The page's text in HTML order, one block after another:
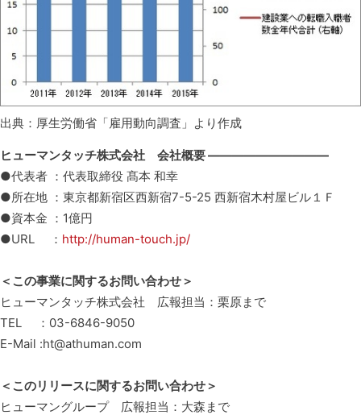
出典：厚生労働省「雇用動向調査」より作成
ヒューマンタッチ株式会社 会社概要 ——————————
●代表者 ：代表取締役 髙本 和幸
●所在地 ：東京都新宿区西新宿7-5-25 西新宿木村屋ビル１Ｆ
●資本金 ：1億円
●URL ： http://human-touch.jp/
＜この事業に関するお問い合わせ＞
ヒューマンタッチ株式会社 広報担当：栗原まで
TEL ：03-6846-9050
E-Mail :ht@athuman.com
＜このリリースに関するお問い合わせ＞
ヒューマングループ 広報担当：大森まで